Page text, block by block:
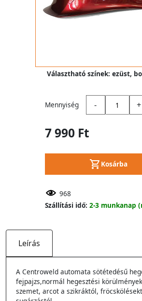
Választható színek: ezüst,
Mennyiség - +
7 990 Ft
Kosárba
968
Szállítási idő: 2-3 munkanap
Leírás
A Centroweld automata sötétedésű
fejpajzs,normál hegesztési
szemet, arcot a szikráktól,